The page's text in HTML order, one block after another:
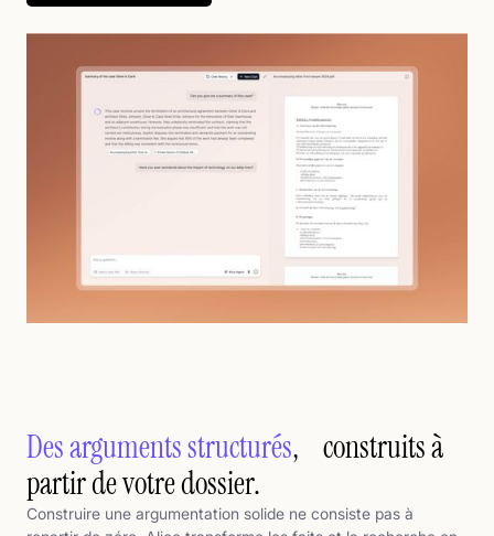
Des arguments structurés, construits à
partir de votre dossier.
Construire une argumentation solide ne consiste pas à